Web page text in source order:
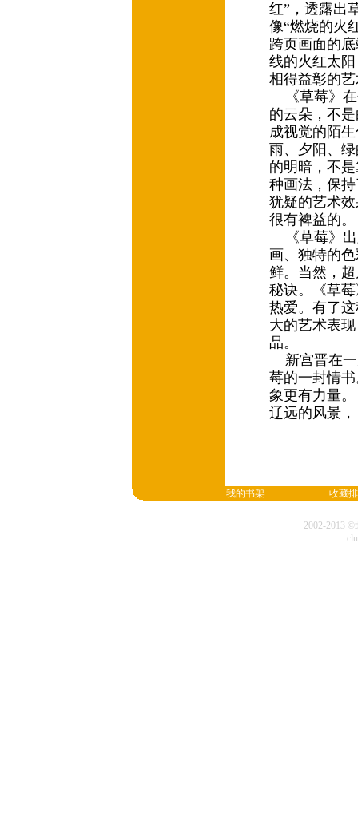
红”，透露出
像“燃烧的火
跨页画面的
线的火红太
相得益彰的
《草莓》在
的云朵，不
成视觉的陌
雨、夕阳、
的明暗，不
种画法，保
犹疑的艺术
很有裨益的
《草莓》出
画、独特的
鲜。当然，
秘诀。《草
热爱。有了
大的艺术表
品。
新宫晋在一
莓的一封情
象更有力量
辽远的风景
我的书架 收藏
2002-2013